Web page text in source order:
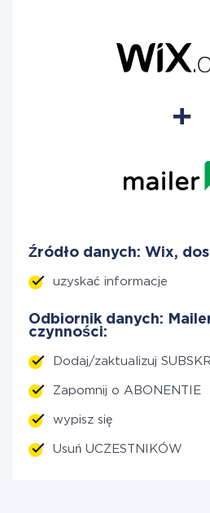
Źródło danych: Wix,
uzyskać informacje
Odbiornik danych:
czynności:
Dodaj/zaktualizuj
Zapomnij o ABONENTIE
wypisz się
Usuń UCZESTNIKÓW